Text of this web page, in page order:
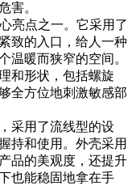
害。
亮点之一。它采用了
致的入口，给人一种
温暖而狭窄的空间。
和形状，包括螺旋
全方位地刺激敏感部
采用了流线型的设
持和使用。外壳采用
品的美观度，还提升
也能稳固地拿在手